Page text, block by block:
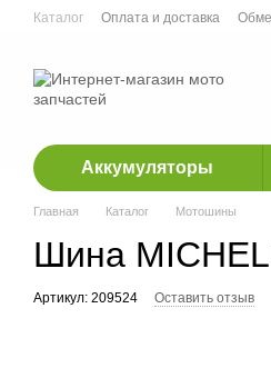
Перейти к основному контенту
Каталог Оплата и доставка
Аккумуляторы
Главная Каталог Мотошины
Шина
Артикул: 209524 Оставить отзыв